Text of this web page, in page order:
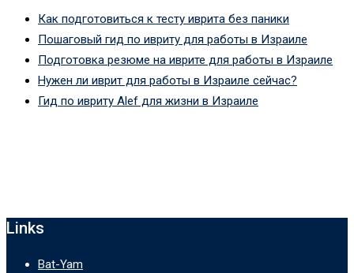
Как подготовиться к тесту иврита без паники
Пошаговый гид по ивриту для работы в Израиле
Подготовка резюме на иврите для работы в Израиле
Нужен ли иврит для работы в Израиле сейчас?
Гид по ивриту Alef для жизни в Израиле
Links
Bat-Yam